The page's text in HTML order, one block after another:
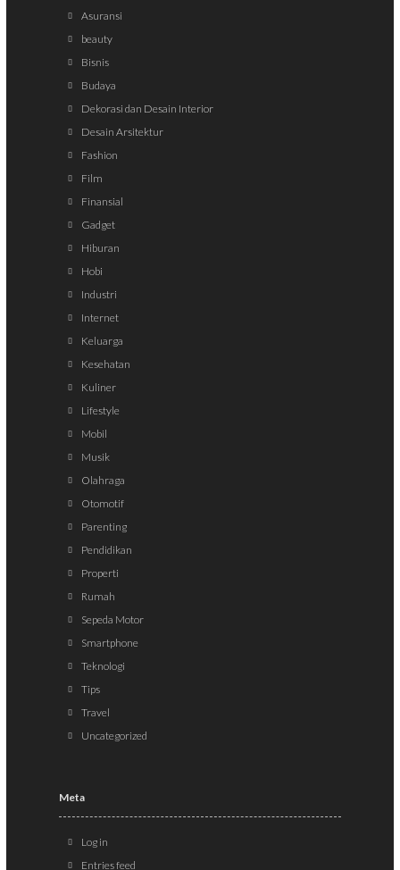
Asuransi
beauty
Bisnis
Budaya
Dekorasi dan Desain Interior
Desain Arsitektur
Fashion
Film
Finansial
Gadget
Hiburan
Hobi
Industri
Internet
Keluarga
Kesehatan
Kuliner
Lifestyle
Mobil
Musik
Olahraga
Otomotif
Parenting
Pendidikan
Properti
Rumah
Sepeda Motor
Smartphone
Teknologi
Tips
Travel
Uncategorized
Meta
Log in
Entries feed